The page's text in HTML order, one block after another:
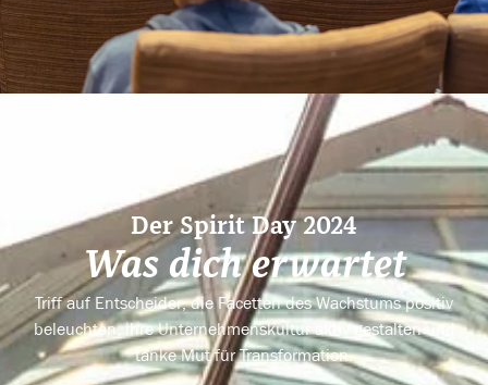
Der Spirit Day 2024
Was dich erwartet
Triff auf Entscheider, die Facetten des Wachstums positiv
beleuchten, ihre Unternehmenskultur aktiv gestalten und
tanke Mut für Transformation.